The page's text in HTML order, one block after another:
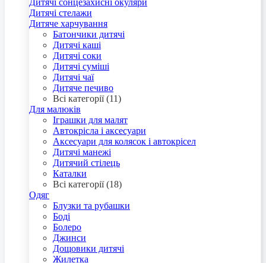
Дитячі сонцезахисні окуляри
Дитячі стелажи
Дитяче харчування
Батончики дитячі
Дитячі каші
Дитячі соки
Дитячі суміші
Дитячі чаї
Дитяче печиво
Всі категорії (11)
Для малюків
Іграшки для малят
Автокрісла і аксесуари
Аксесуари для колясок і автокрісел
Дитячі манежі
Дитячий стілець
Каталки
Всі категорії (18)
Одяг
Блузки та рубашки
Боді
Болеро
Джинси
Дощовики дитячі
Жилетка